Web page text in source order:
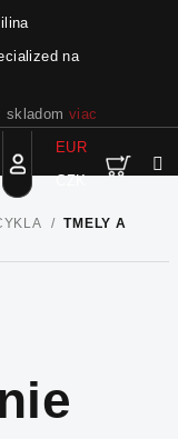
na
skladom viac
Prihlásenie
EUR
CZK
/ TMELY A